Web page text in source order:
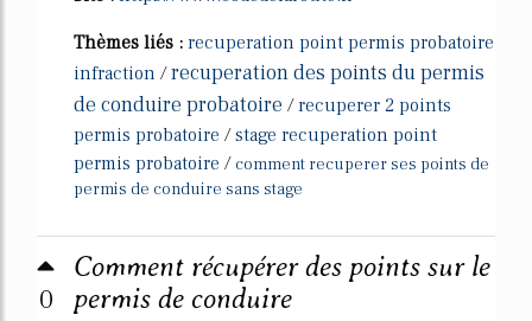
Thèmes liés : recuperation point permis probatoire
infraction /recuperation des points du permis
de conduire probatoire /recuperer 2 points
permis probatoire /stage recuperation point
permis probatoire / comment recuperer ses points de
permis de conduire sans stage
0
Comment récupérer des points sur le
permis de conduire